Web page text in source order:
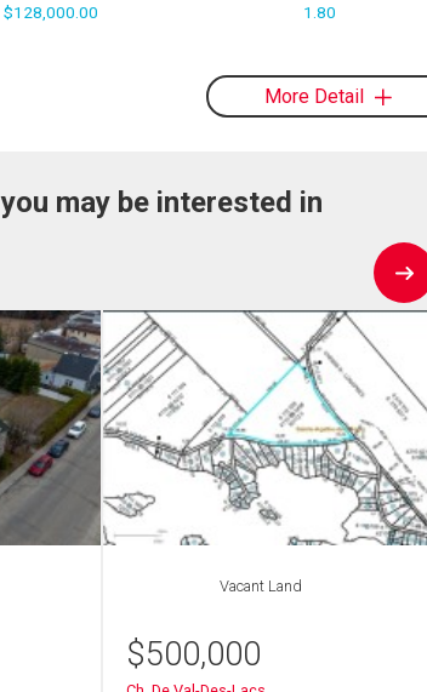
$128,000.00 1.80
More Detail
may be interested in
Vacant Land
$500,000